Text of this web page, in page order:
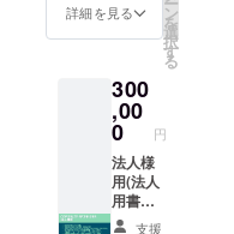
until
記入く
ださい
※Pleas
know
your
desired
name
to
publish
on our
website
ng your
name
on our
as a
VUJ
ULTRA
FIGHTE
R(Optio
nal) ※支
援時、
必ず備
たら、
別途お
送りし
For
Corpor
ate
Donatio
ns
(Please
email
us at
詳細を見る ン
を
選
択
す
る
300
,00
0 円
法人様
用(法人
用書類
を希望
支援